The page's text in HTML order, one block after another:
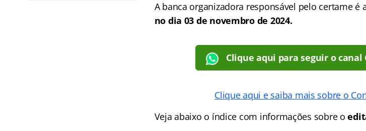
A banca organizadora responsável pelo certame é
no dia 03 de novembro de 2024.
Clique aqui para seguir o canal
Clique aqui e saiba mais sobre o
Veja abaixo o índice com informações sobre o